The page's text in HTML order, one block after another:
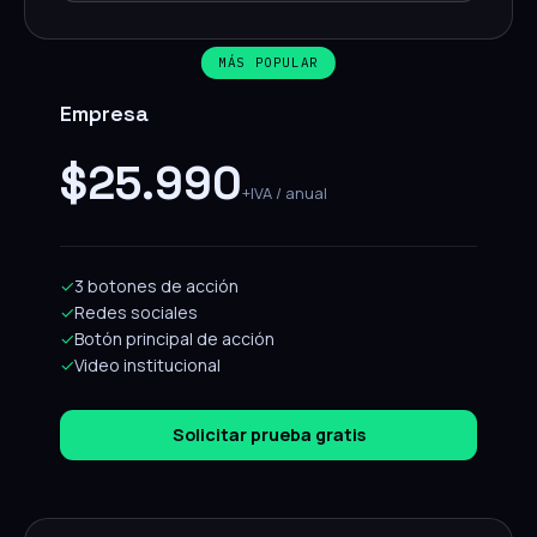
MÁS POPULAR
Empresa
$25.990+IVA / anual
✓3 botones de acción
✓Redes sociales
✓Botón principal de acción
✓Video institucional
Solicitar prueba gratis